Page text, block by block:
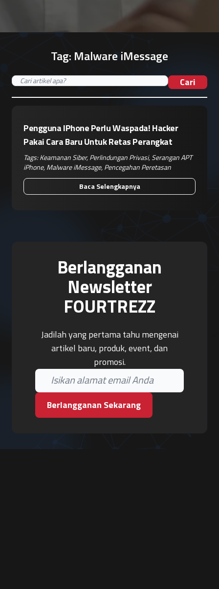
Tag: Malware iMessage
Cari
Pengguna IPhone Perlu Waspada! Hacker
Pakai Cara Baru Untuk Retas Perangkat
Tags:Keamanan Siber,Perlindungan Privasi,Serangan APT
iPhone,Malware iMessage,Pencegahan Peretasan
Baca Selengkapnya
Berlangganan
Newsletter
FOURTREZZ
Jadilah yang pertama tahu mengenai
artikel baru, produk, event, dan
promosi.
Berlangganan Sekarang